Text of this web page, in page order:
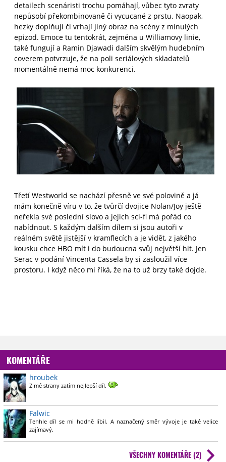
detailech scenáristi trochu pomáhají, vůbec tyto zvraty
nepůsobí překombinovaně či vycucané z prstu. Naopak,
hezky doplňují či vrhají jiný obraz na scény z minulých
epizod. Emoce tu tentokrát, zejména u Williamovy linie,
také fungují a Ramin Djawadi dalším skvělým hudebním
coverem potvrzuje, že na poli seriálových skladatelů
momentálně nemá moc konkurenci.
Třetí Westworld se nachází přesně ve své polovině a já
mám konečně víru v to, že tvůrčí dvojice Nolan/Joy ještě
neřekla své poslední slovo a jejich sci-fi má pořád co
nabídnout. S každým dalším dílem si jsou autoři v
reálném světě jistější v kramflecích a je vidět, z jakého
kousku chce HBO mít i do budoucna svůj největší hit. Jen
Serac v podání Vincenta Cassela by si zasloužil více
prostoru. I když něco mi říká, že na to už brzy také dojde.
KOMENTÁŘE
hroubek
Z mé strany zatím nejlepší díl.
Falwic
Tenhle díl se mi hodně líbil. A naznačený směr vývoje je také velice
zajímavý.
VŠECHNY KOMENTÁŘE (2)